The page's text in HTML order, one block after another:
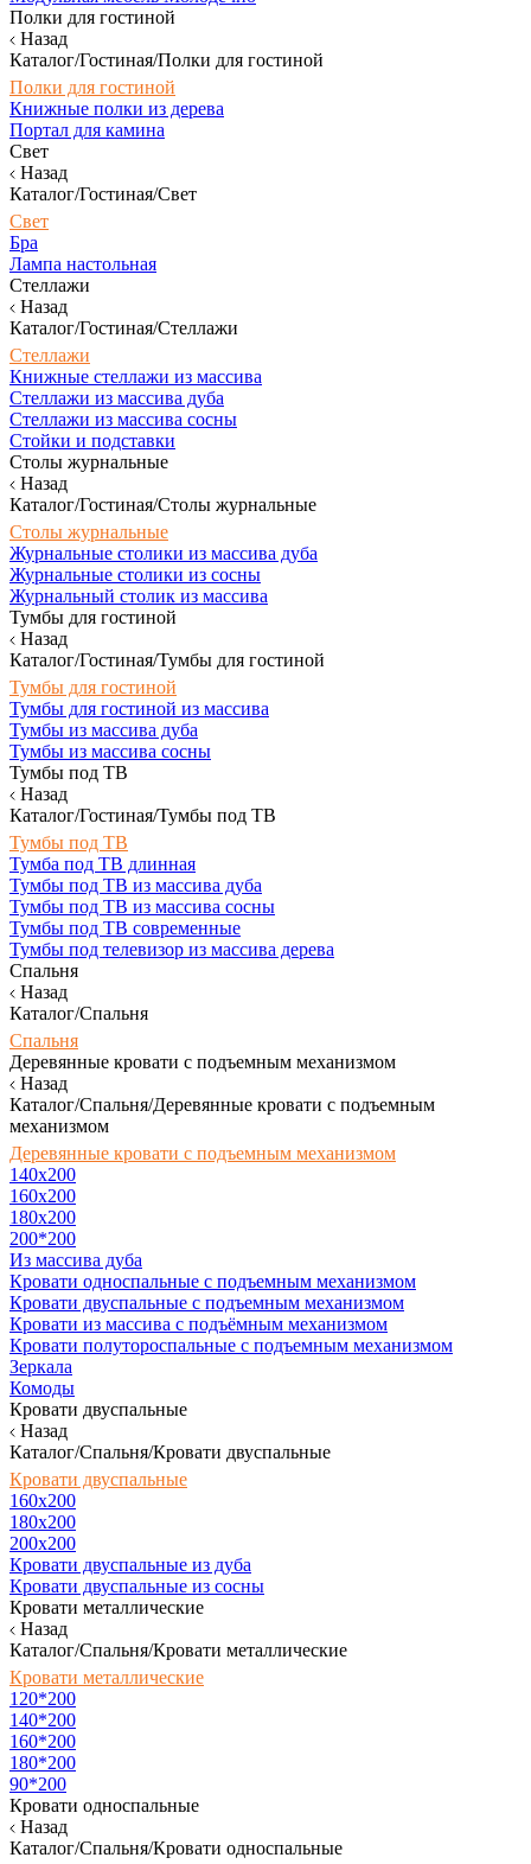
Полки для гостиной
Назад
Каталог/Гостиная/Полки для гостиной
Полки для гостиной
Книжные полки из дерева
Портал для камина
Свет
Назад
Каталог/Гостиная/Свет
Свет
Бра
Лампа настольная
Стеллажи
Назад
Каталог/Гостиная/Стеллажи
Стеллажи
Книжные стеллажи из массива
Стеллажи из массива дуба
Стеллажи из массива сосны
Стойки и подставки
Столы журнальные
Назад
Каталог/Гостиная/Столы журнальные
Столы журнальные
Журнальные столики из массива дуба
Журнальные столики из сосны
Журнальный столик из массива
Тумбы для гостиной
Назад
Каталог/Гостиная/Тумбы для гостиной
Тумбы для гостиной
Тумбы для гостиной из массива
Тумбы из массива дуба
Тумбы из массива сосны
Тумбы под ТВ
Назад
Каталог/Гостиная/Тумбы под ТВ
Тумбы под ТВ
Тумба под ТВ длинная
Тумбы под ТВ из массива дуба
Тумбы под ТВ из массива сосны
Тумбы под ТВ современные
Тумбы под телевизор из массива дерева
Спальня
Назад
Каталог/Спальня
Спальня
Деревянные кровати с подъемным механизмом
Назад
Каталог/Спальня/Деревянные кровати с подъемным
механизмом
Деревянные кровати с подъемным механизмом
140x200
160х200
180х200
200*200
Из массива дуба
Кровати односпальные с подъемным механизмом
Кровати двуспальные с подъемным механизмом
Кровати из массива с подъёмным механизмом
Кровати полутороспальные с подъемным механизмом
Зеркала
Комоды
Кровати двуспальные
Назад
Каталог/Спальня/Кровати двуспальные
Кровати двуспальные
160х200
180x200
200x200
Кровати двуспальные из дуба
Кровати двуспальные из сосны
Кровати металлические
Назад
Каталог/Спальня/Кровати металлические
Кровати металлические
120*200
140*200
160*200
180*200
90*200
Кровати односпальные
Назад
Каталог/Спальня/Кровати односпальные